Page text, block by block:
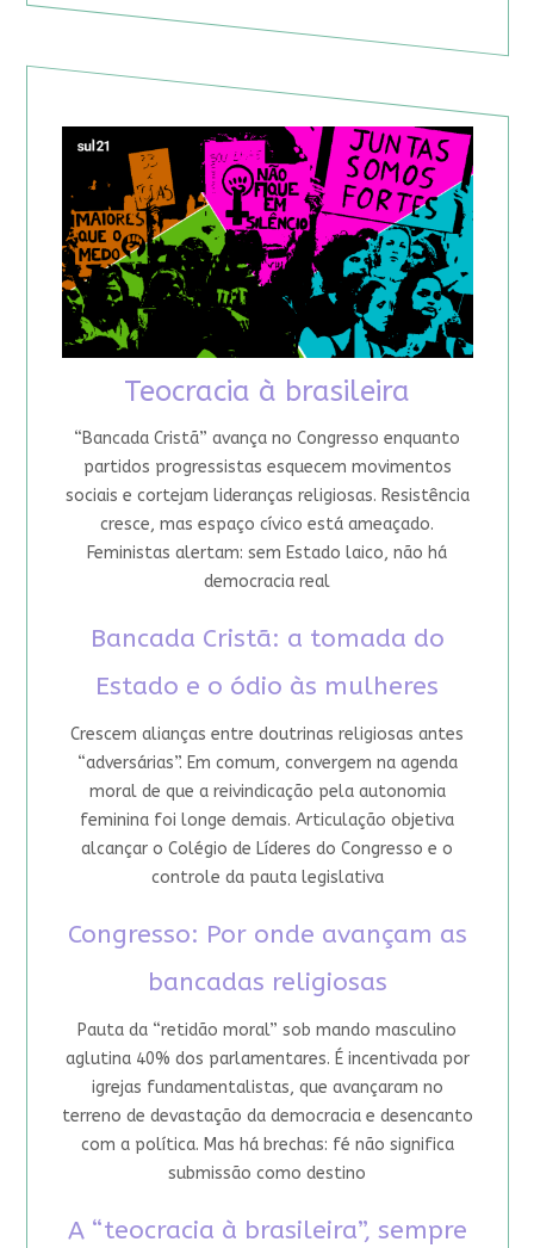
Teocracia à brasileira
“Bancada Cristã” avança no Congresso enquanto
partidos progressistas esquecem movimentos
sociais e cortejam lideranças religiosas. Resistência
cresce, mas espaço cívico está ameaçado.
Feministas alertam: sem Estado laico, não há
democracia real
Bancada Cristã: a tomada do
Estado e o ódio às mulheres
Crescem alianças entre doutrinas religiosas antes
“adversárias”. Em comum, convergem na agenda
moral de que a reivindicação pela autonomia
feminina foi longe demais. Articulação objetiva
alcançar o Colégio de Líderes do Congresso e o
controle da pauta legislativa
Congresso: Por onde avançam as
bancadas religiosas
Pauta da “retidão moral” sob mando masculino
aglutina 40% dos parlamentares. É incentivada por
igrejas fundamentalistas, que avançaram no
terreno de devastação da democracia e desencanto
com a política. Mas há brechas: fé não significa
submissão como destino
A “teocracia à brasileira”, sempre